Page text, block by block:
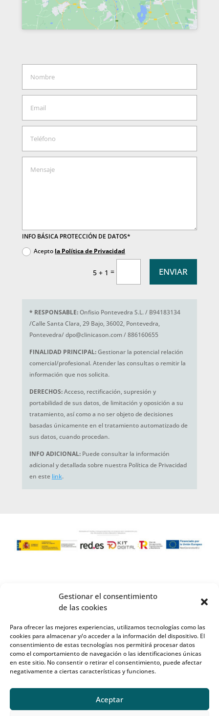
Gestionar el consentimiento
de las cookies
Para ofrecer las mejores experiencias, utilizamos tecnologías como las
cookies para almacenar y/o acceder a la información del dispositivo. El
consentimiento de estas tecnologías nos permitirá procesar datos
como el comportamiento de navegación o las identificaciones únicas
en este sitio. No consentir o retirar el consentimiento, puede afectar
negativamente a ciertas características y funciones.
Aceptar
INFO BÁSICA PROTECCIÓN DE DATOS*
Acepto la Política de Privacidad
5 + 1 = ENVIAR
* RESPONSABLE:Onfisio Pontevedra S.L. / B94183134
/Calle Santa Clara, 29 Bajo, 36002, Pontevedra,
Pontevedra/ dpo@clinicason.com / 886160655
FINALIDAD PRINCIPAL:Gestionar la potencial relación
comercial/profesional. Atender las consultas o remitir la
información que nos solicita.
DERECHOS:Acceso, rectificación, supresión y
portabilidad de sus datos, de limitación y oposición a su
tratamiento, así como a no ser objeto de decisiones
basadas únicamente en el tratamiento automatizado de
sus datos, cuando procedan.
INFO ADICIONAL: Puede consultar la información
adicional y detallada sobre nuestra Política de Privacidad
en este link.